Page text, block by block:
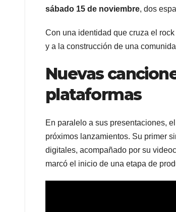
sábado 15 de noviembre, dos
Con una identidad que cruza el
y a la construcción de una
Nuevas
plataformas
En paralelo a sus presentaciones,
próximos lanzamientos. Su primer
digitales, acompañado por su
marcó el inicio de una etapa de